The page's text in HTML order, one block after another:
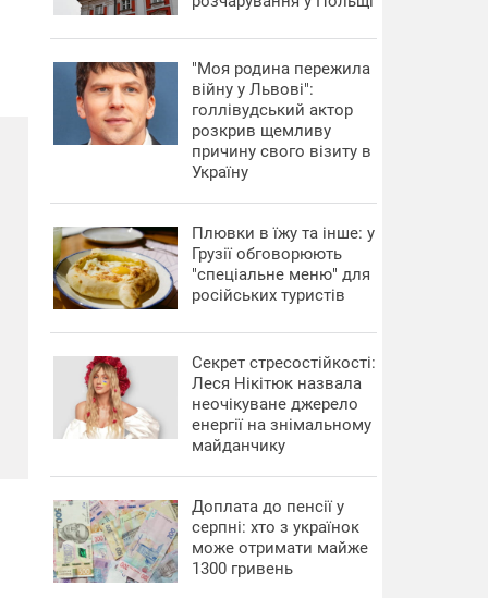
"Моя родина пережила
війну у Львові":
голлівудський актор
розкрив щемливу
причину свого візиту в
Україну
Плювки в їжу та інше: у
Грузії обговорюють
"спеціальне меню" для
російських туристів
Секрет стресостійкості:
Леся Нікітюк назвала
неочікуване джерело
енергії на знімальному
майданчику
Доплата до пенсії у
серпні: хто з українок
може отримати майже
1300 гривень